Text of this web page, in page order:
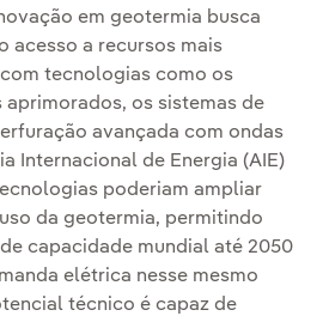
em geotermia busca
acesso a recursos mais
tecnologias como os
os sistemas de
avançada com ondas
Internacional de Energia (AIE)
poderiam ampliar
da geotermia, permitindo
capacidade mundial até 2050
elétrica nesse mesmo
técnico é capaz de